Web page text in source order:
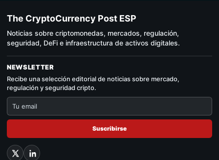
The CryptoCurrency Post ESP
Noticias sobre criptomonedas, mercados, regulación,
seguridad, DeFi e infraestructura de activos digitales.
NEWSLETTER
Recibe una selección editorial de noticias sobre mercado,
regulación y seguridad cripto.
Suscribirse